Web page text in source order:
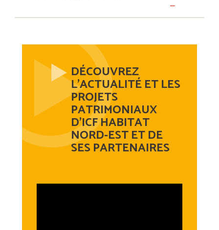
DÉCOUVREZ
L’ACTUALITÉ ET LES
PROJETS
PATRIMONIAUX
D’ICF HABITAT
NORD-EST ET DE
SES PARTENAIRES